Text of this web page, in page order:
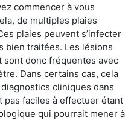
commencer à vous
de multiples plaies
plaies peuvent s’infecter
bien traitées. Les lésions
donc fréquentes avec
Dans certains cas, cela
cliniques dans
faciles à effectuer étant
qui pourrait mener à